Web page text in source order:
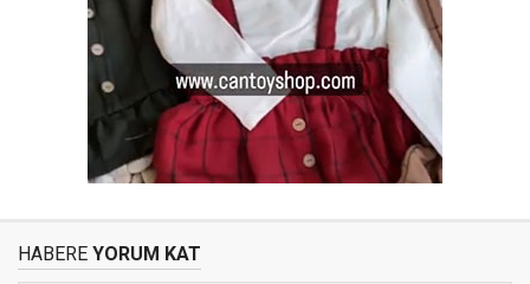
HABERE YORUM KAT